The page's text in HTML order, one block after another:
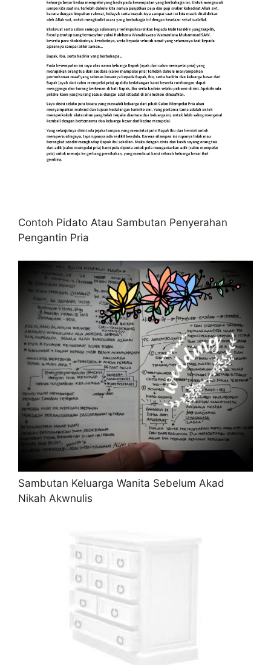
Contoh Pidato Atau Sambutan Penyerahan
Pengantin Pria
Sambutan Keluarga Wanita Sebelum Akad
Nikah Akwnulis